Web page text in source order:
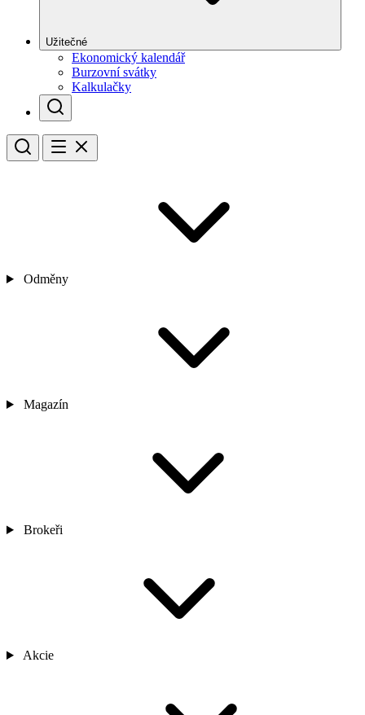
Užitečné
Ekonomický kalendář
Burzovní svátky
Kalkulačky
Odměny
Magazín
Brokeři
Akcie